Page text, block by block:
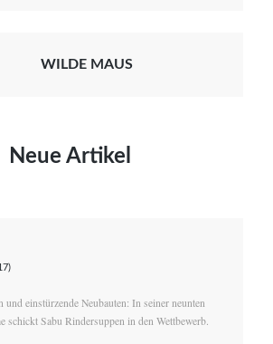
WILDE MAUS
Neue Artikel
und einstürzende Neubauten: In seiner neunten
schickt Sabu Rindersuppen in den Wettbewerb.